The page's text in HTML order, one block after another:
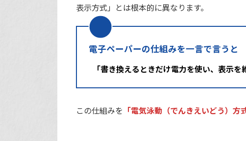
表示方式」とは根本的に異なります。
電子ペーパーの仕組みを一言で言うと
「書き換えるときだけ電力を使い、表示を
この仕組みを 「電気泳動（でんきえいどう）方